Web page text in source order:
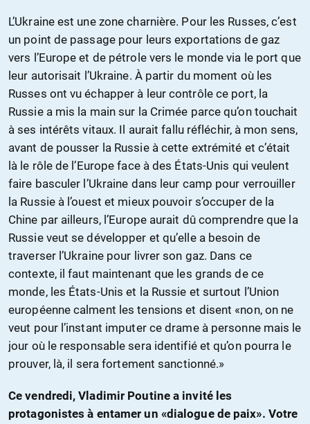
L’Ukraine est une zone charnière. Pour les Russes, c’est
un point de passage pour leurs exportations de gaz
vers l’Europe et de pétrole vers le monde via le port que
leur autorisait l’Ukraine. À partir du moment où les
Russes ont vu échapper à leur contrôle ce port, la
Russie a mis la main sur la Crimée parce qu’on touchait
à ses intérêts vitaux. Il aurait fallu réfléchir, à mon sens,
avant de pousser la Russie à cette extrémité et c’était
là le rôle de l’Europe face à des États-Unis qui veulent
faire basculer l’Ukraine dans leur camp pour verrouiller
la Russie à l’ouest et mieux pouvoir s’occuper de la
Chine par ailleurs, l’Europe aurait dû comprendre que la
Russie veut se développer et qu’elle a besoin de
traverser l’Ukraine pour livrer son gaz. Dans ce
contexte, il faut maintenant que les grands de ce
monde, les États-Unis et la Russie et surtout l’Union
européenne calment les tensions et disent «non, on ne
veut pour l’instant imputer ce drame à personne mais le
jour où le responsable sera identifié et qu’on pourra le
prouver, là, il sera fortement sanctionné.»
Ce vendredi, Vladimir Poutine a invité les
protagonistes à entamer un «dialogue de paix». Votre